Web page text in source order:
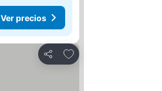
Ver precios
Compartir
Añadir a favoritos